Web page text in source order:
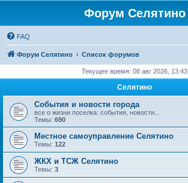
Форум Селятино
FAQ
Форум Селятино Список форумов
Текущее время: 08 авг 2026, 13:43
Селятино
События и новости города
все о жизни поселка: события, новости...
Темы: 690
Местное самоуправление Селятино
Темы: 122
ЖКХ и ТСЖ Селятино
Темы: 3